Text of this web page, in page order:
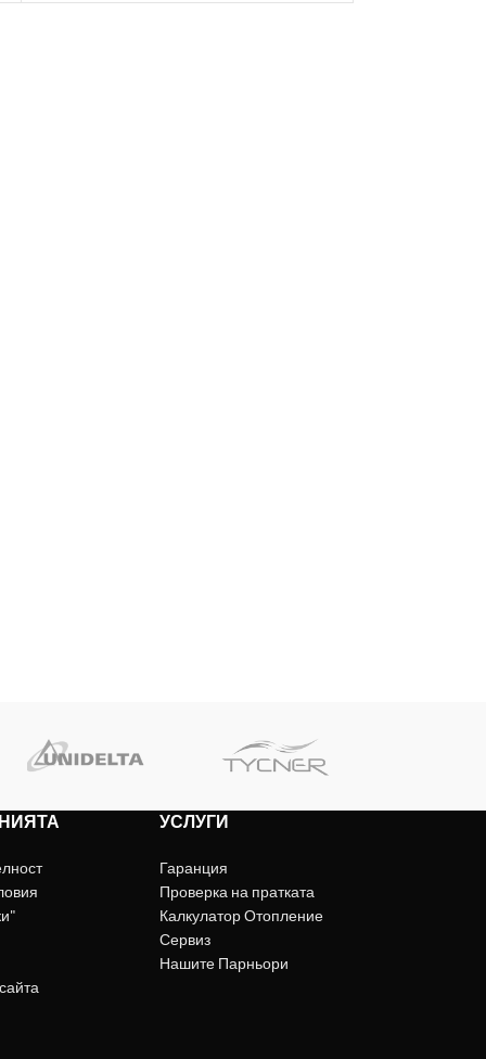
УСЛУГИ
Гаранция
Проверка на пратката
Калкулатор Отопление
Сервиз
Нашите Парньори